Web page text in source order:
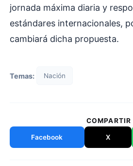
jornada máxima diaria y
estándares internacionales,
cambiará dicha propuesta.
Temas: Nación
COMPARTIR
Facebook X